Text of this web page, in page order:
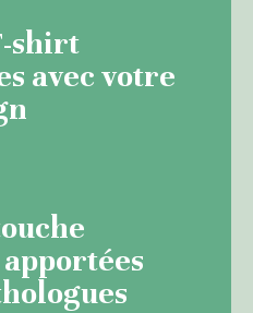
shirt
avec votre